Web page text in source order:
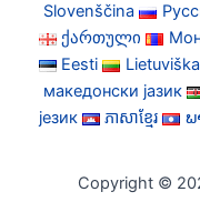
Slovenščina
ქართული
Eesti
македонски јазик
језик
ភាសាខ្មែរ ພ
Copyright ©